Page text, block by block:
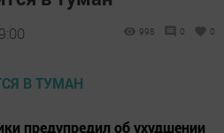
998 0 0
предупредил об ухудшении